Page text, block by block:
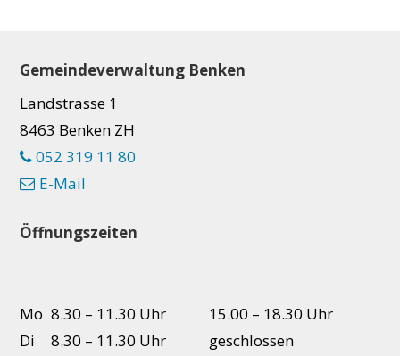
Footer
Gemeindeverwaltung Benken
Landstrasse 1
8463 Benken ZH
052 319 11 80
E-Mail
Öffnungszeiten
Mo 8.30 – 11.30 Uhr
15.00 – 18.30 Uhr
Di
8.30 – 11.30 Uhr
geschlossen